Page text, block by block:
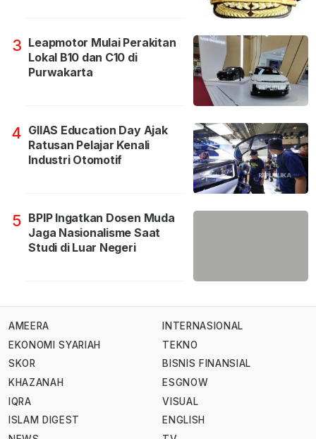
3 Leapmotor Mulai Perakitan
Lokal B10 dan C10 di
Purwakarta
4 GIIAS Education Day Ajak
Ratusan Pelajar Kenali
Industri Otomotif
5 BPIP Ingatkan Dosen Muda
Jaga Nasionalisme Saat
Studi di Luar Negeri
AMEERA
EKONOMI SYARIAH
SKOR
KHAZANAH
IQRA
ISLAM DIGEST
INTERNASIONAL
TEKNO
BISNIS FINANSIAL
ESGNOW
VISUAL
ENGLISH